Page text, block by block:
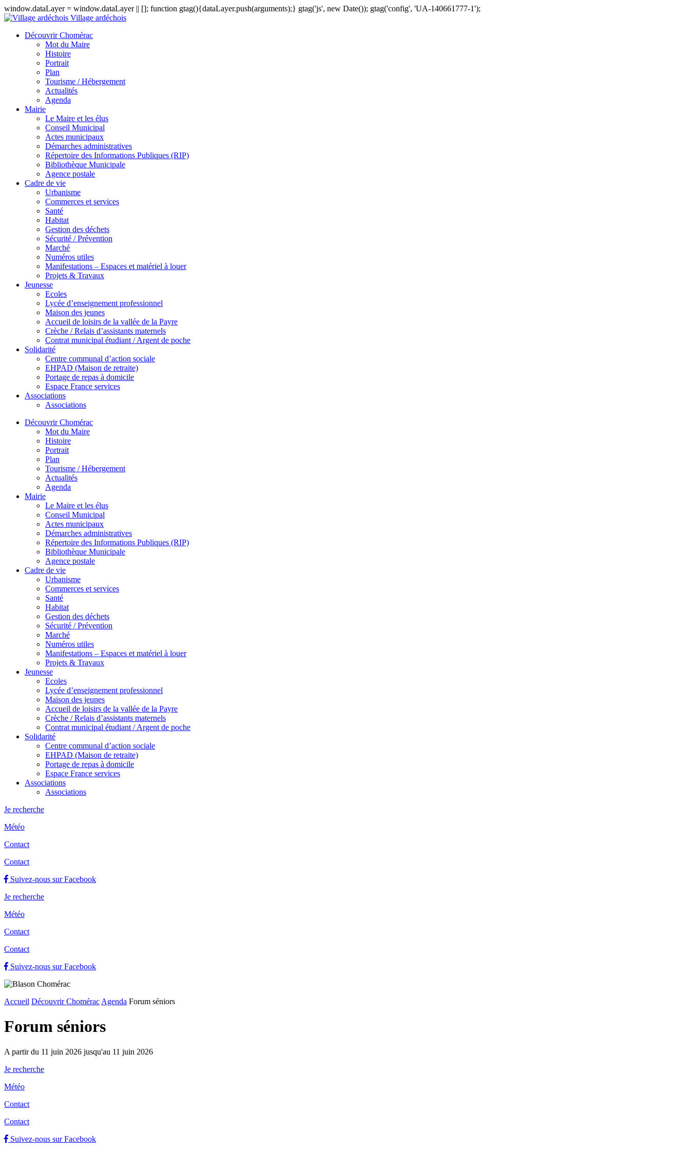
window.dataLayer = window.dataLayer || []; function gtag(){dataLayer.push(arguments);} gtag('js', new Date()); gtag('config', 'UA-140661777-1');
Village ardéchois
Découvrir Chomérac
Mot du Maire
Histoire
Portrait
Plan
Tourisme / Hébergement
Actualités
Agenda
Mairie
Le Maire et les élus
Conseil Municipal
Actes municipaux
Démarches administratives
Répertoire des Informations Publiques (RIP)
Bibliothèque Municipale
Agence postale
Cadre de vie
Urbanisme
Commerces et services
Santé
Habitat
Gestion des déchets
Sécurité / Prévention
Marché
Numéros utiles
Manifestations – Espaces et matériel à louer
Projets & Travaux
Jeunesse
Ecoles
Lycée d’enseignement professionnel
Maison des jeunes
Accueil de loisirs de la vallée de la Payre
Crèche / Relais d’assistants maternels
Contrat municipal étudiant / Argent de poche
Solidarité
Centre communal d’action sociale
EHPAD (Maison de retraite)
Portage de repas à domicile
Espace France services
Associations
Associations
Découvrir Chomérac
Mot du Maire
Histoire
Portrait
Plan
Tourisme / Hébergement
Actualités
Agenda
Mairie
Le Maire et les élus
Conseil Municipal
Actes municipaux
Démarches administratives
Répertoire des Informations Publiques (RIP)
Bibliothèque Municipale
Agence postale
Cadre de vie
Urbanisme
Commerces et services
Santé
Habitat
Gestion des déchets
Sécurité / Prévention
Marché
Numéros utiles
Manifestations – Espaces et matériel à louer
Projets & Travaux
Jeunesse
Ecoles
Lycée d’enseignement professionnel
Maison des jeunes
Accueil de loisirs de la vallée de la Payre
Crèche / Relais d’assistants maternels
Contrat municipal étudiant / Argent de poche
Solidarité
Centre communal d’action sociale
EHPAD (Maison de retraite)
Portage de repas à domicile
Espace France services
Associations
Associations
Je recherche
Météo
Contact
Contact
Suivez-nous sur Facebook
Je recherche
Météo
Contact
Contact
Suivez-nous sur Facebook
Accueil Découvrir Chomérac Agenda Forum séniors
Forum séniors
A partir du 11 juin 2026 jusqu'au 11 juin 2026
Je recherche
Météo
Contact
Contact
Suivez-nous sur Facebook